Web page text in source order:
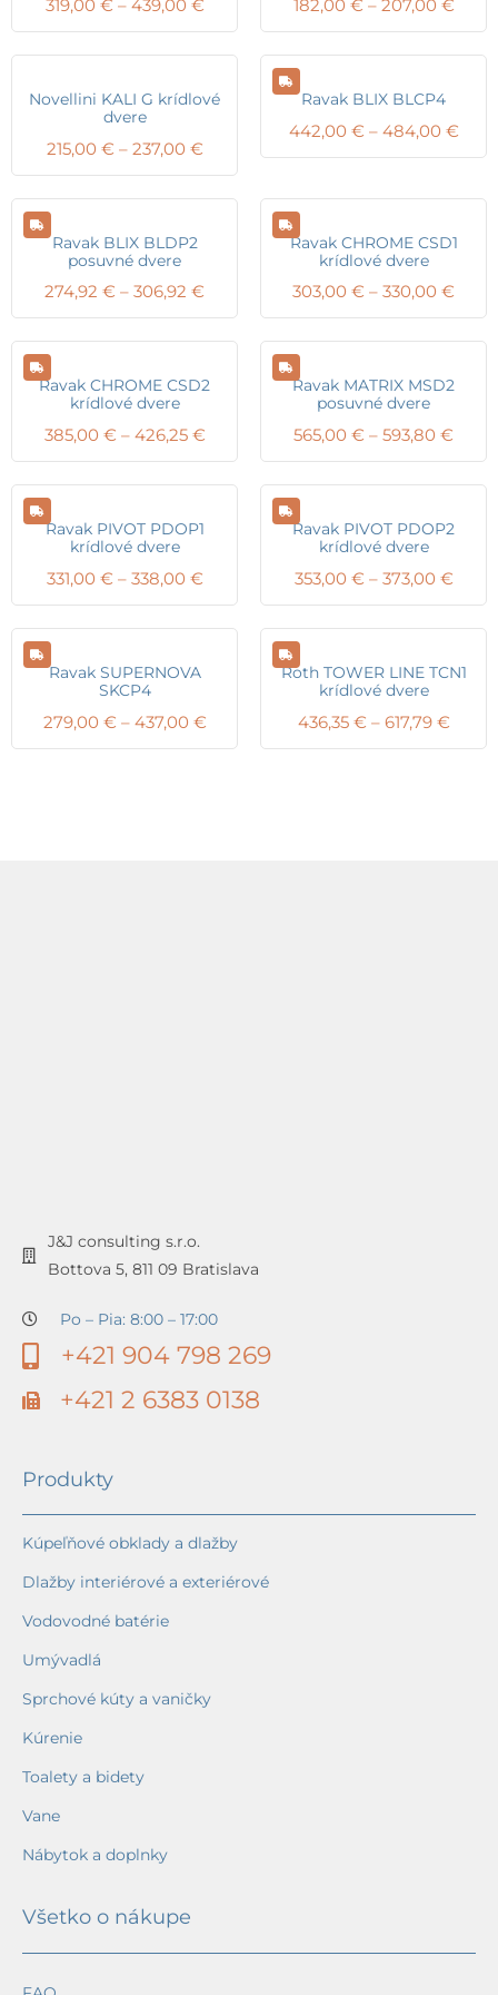
319,00 € – 439,00 €
range:
319,00 €
439,00 €
182,00 € – 207,00 €
Novellini KALI G krídlové
dvere
215,00 € – 237,00 €Price
range:
215,00 €
237,00 €
Ravak BLIX BLCP4
442,00 € – 484,00 €
Ravak BLIX BLDP2
posuvné dvere
274,92 € – 306,92 €
range:
274,92 €
306,92 €
Ravak CHROME CSD1
krídlové dvere
303,00 € – 330,00 €
Ravak CHROME CSD2
krídlové dvere
385,00 € – 426,25 €Price
range:
385,00 €
426,25 €
Ravak MATRIX MSD2
posuvné dvere
565,00 € – 593,80 €
Ravak PIVOT PDOP1
krídlové dvere
331,00 € – 338,00 €Price
range:
331,00 €
338,00 €
Ravak PIVOT PDOP2
krídlové dvere
353,00 € – 373,00 €Price
Ravak SUPERNOVA
SKCP4
279,00 € – 437,00 €Price
range:
Roth TOWER LINE TCN1
krídlové dvere
436,35 € – 617,79 €Price
J&J consulting s.r.o.
Bottova 5, 811 09 Bratislava
Po – Pia: 8:00 – 17:00
+421 904 798 269
+421 2 6383 0138
Produkty
Kúpeľňové obklady a dlažby
Dlažby interiérové a exteriérové
Vodovodné batérie
Umývadlá
Sprchové kúty a vaničky
Kúrenie
Toalety a bidety
Vane
Nábytok a doplnky
Všetko o nákupe